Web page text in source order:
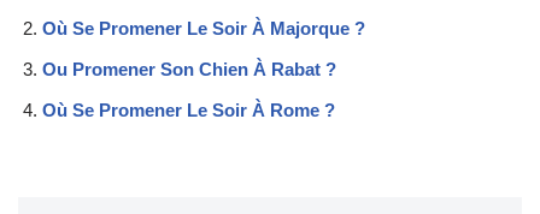
Où Se Promener Le Soir À Majorque ?
Ou Promener Son Chien À Rabat ?
Où Se Promener Le Soir À Rome ?